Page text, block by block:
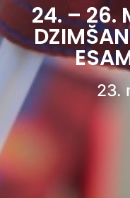
24. – 26.
23.